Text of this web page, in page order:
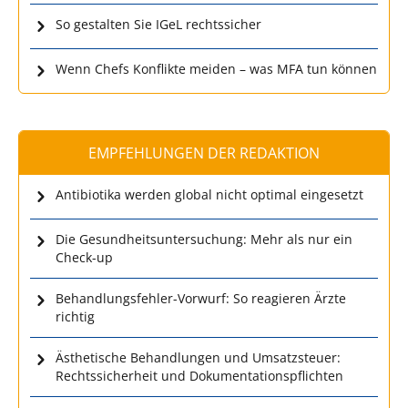
So gestalten Sie IGeL rechtssicher
Wenn Chefs Konflikte meiden – was MFA tun können
EMPFEHLUNGEN DER REDAKTION
Antibiotika werden global nicht optimal eingesetzt
Die Gesundheitsuntersuchung: Mehr als nur ein
Check-up
Behandlungsfehler-Vorwurf: So reagieren Ärzte
richtig
Ästhetische Behandlungen und Umsatzsteuer:
Rechtssicherheit und Dokumentationspflichten